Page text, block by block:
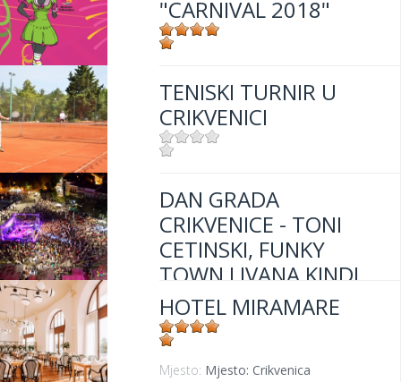
"CARNIVAL 2018"
TENISKI TURNIR U
CRIKVENICI
DAN GRADA
CRIKVENICE - TONI
CETINSKI, FUNKY
TOWN I IVANA KINDL
Mjesto: Mjesto: Crikvenica
HOTEL MIRAMARE
Mjesto: Mjesto: Crikvenica